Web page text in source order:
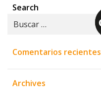
Search
Buscar:
Comentarios recientes
Archives